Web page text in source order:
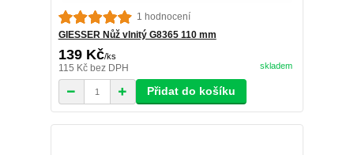
1 hodnocení
GIESSER Nůž vlnitý G8365 110 mm
139 Kč/ks
115 Kč bez DPH skladem
Přidat do košíku